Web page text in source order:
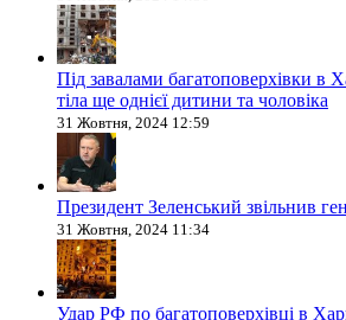
Під завалами багатоповерхівки в
тіла ще однієї дитини та чоловіка
31 Жовтня, 2024 12:59
Президент Зеленський звільнив
31 Жовтня, 2024 11:34
Удар РФ по багатоповерхівці в